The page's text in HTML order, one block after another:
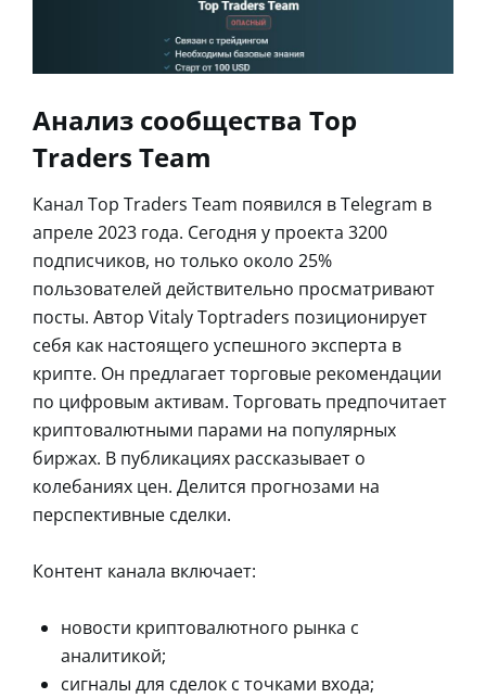
Анализ сообщества Top
Traders Team
Канал Top Traders Team появился в Telegram в
апреле 2023 года. Сегодня у проекта 3200
подписчиков, но только около 25%
пользователей действительно просматривают
посты. Автор Vitaly Toptraders позиционирует
себя как настоящего успешного эксперта в
крипте. Он предлагает торговые рекомендации
по цифровым активам. Торговать предпочитает
криптовалютными парами на популярных
биржах. В публикациях рассказывает о
колебаниях цен. Делится прогнозами на
перспективные сделки.
Контент канала включает:
новости криптовалютного рынка с
аналитикой;
сигналы для сделок с точками входа;